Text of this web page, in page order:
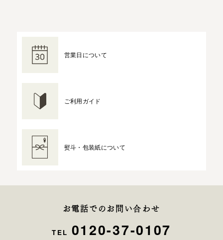
営業日について
ご利用ガイド
熨斗・包装紙について
お電話でのお問い合わせ
TEL 0120-37-0107